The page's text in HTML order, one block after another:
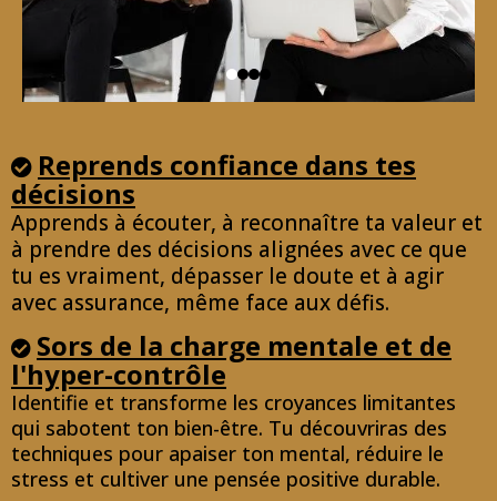
Reprends confiance dans tes
décisions
Apprends à écouter, à reconnaître ta valeur et
à prendre des décisions alignées avec ce que
tu es vraiment, dépasser le doute et à agir
avec assurance, même face aux défis.
Sors de la charge mentale et de
l'hyper-contrôle
Identifie et transforme les croyances limitantes
qui sabotent ton bien-être. Tu découvriras des
techniques pour apaiser ton mental, réduire le
stress et cultiver une pensée positive durable.